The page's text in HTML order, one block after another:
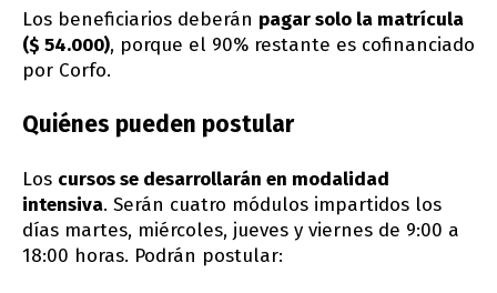
Los beneficiarios deberán pagar solo la matrícula
($ 54.000), porque el 90% restante es cofinanciado
por Corfo.
Quiénes pueden postular
Los cursos se desarrollarán en modalidad
intensiva. Serán cuatro módulos impartidos los
días martes, miércoles, jueves y viernes de 9:00 a
18:00 horas. Podrán postular: